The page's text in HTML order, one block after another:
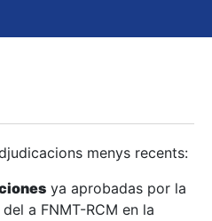
menys recents:
ya aprobadas por la
a FNMT-RCM en la